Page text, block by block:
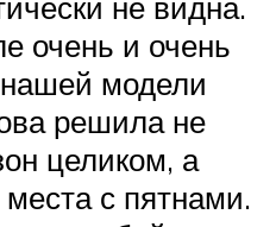
очень и очень
модели
решила не
целиком, а
места с пятнами.